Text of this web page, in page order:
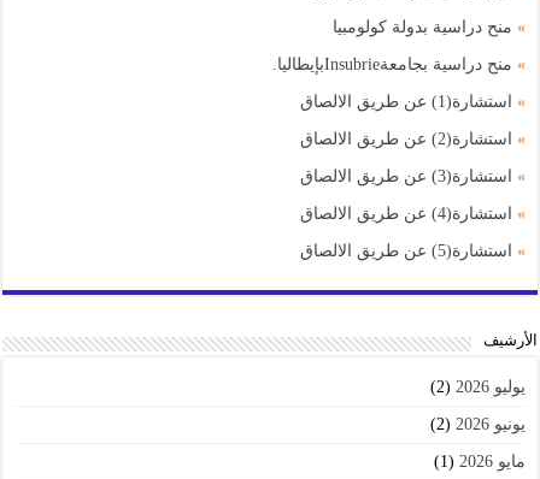
» منح دراسية بدولة كولومبيا
» منح دراسية بجامعةInsubrieبإيطاليا.
» استشارة(1) عن طريق الالصاق
» استشارة(2) عن طريق الالصاق
» استشارة(3) عن طريق الالصاق
» استشارة(4) عن طريق الالصاق
» استشارة(5) عن طريق الالصاق
اﻷرشيف
يوليو 2026 (2)
يونيو 2026 (2)
مايو 2026 (1)